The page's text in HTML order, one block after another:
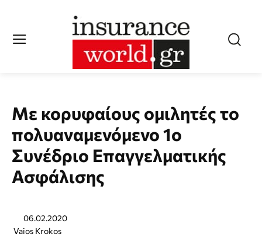
Με κορυφαίους ομιλητές το
πολυαναμενόμενο 1ο
Συνέδριο Επαγγελματικής
Ασφάλισης
06.02.2020
Vaios Krokos